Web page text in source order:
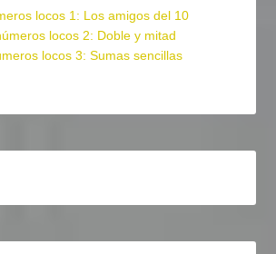
locos 1: Los amigos del 10
locos 2: Doble y mitad
locos 3: Sumas sencillas